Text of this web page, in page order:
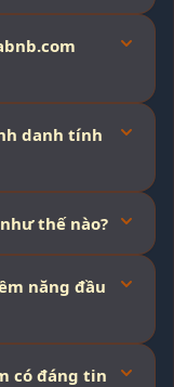
danh tính
thế nào?
năng đầu
có đáng tin